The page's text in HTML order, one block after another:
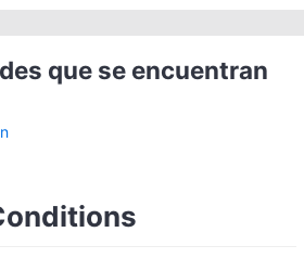
que se encuentran